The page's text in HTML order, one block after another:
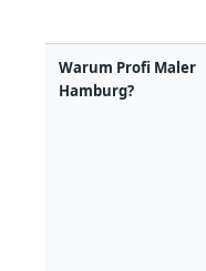
Warum Profi Maler
Hamburg?